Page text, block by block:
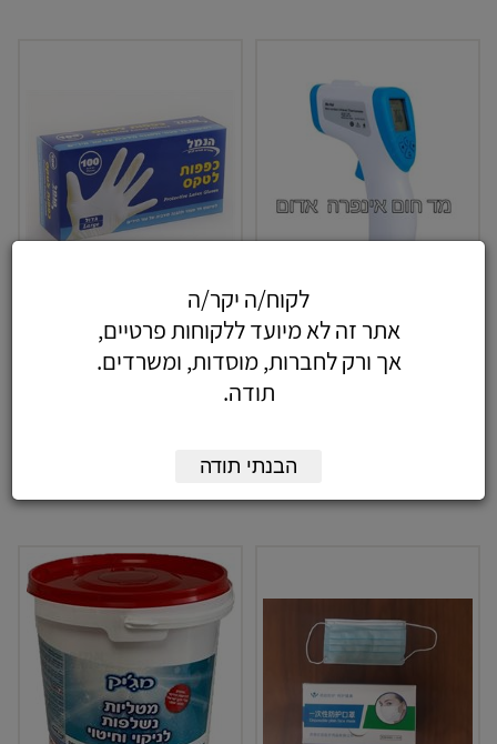
מד חום אינפרא אדום
164.02 כולל מע"מ
חסר במלאי
החל מ
לקוח/ה יקר/ה
אתר זה לא מיועד ללקוחות פרטיים,
אך ורק לחברות, מוסדות, ומשרדים.
תודה.
הבנתי תודה